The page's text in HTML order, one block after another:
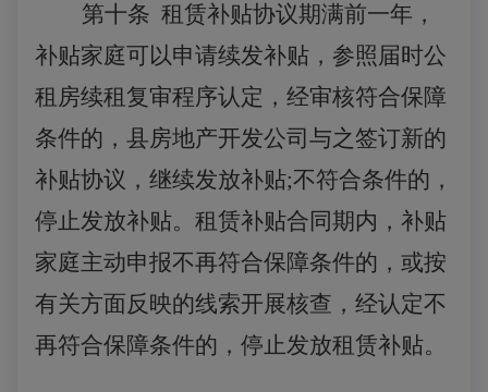
第十条 租赁补贴协议期满前一年，
补贴家庭可以申请续发补贴，参照届时公
租房续租复审程序认定，经审核符合保障
条件的，县房地产开发公司与之签订新的
补贴协议，继续发放补贴;不符合条件的，
停止发放补贴。租赁补贴合同期内，补贴
家庭主动申报不再符合保障条件的，或按
有关方面反映的线索开展核查，经认定不
再符合保障条件的，停止发放租赁补贴。